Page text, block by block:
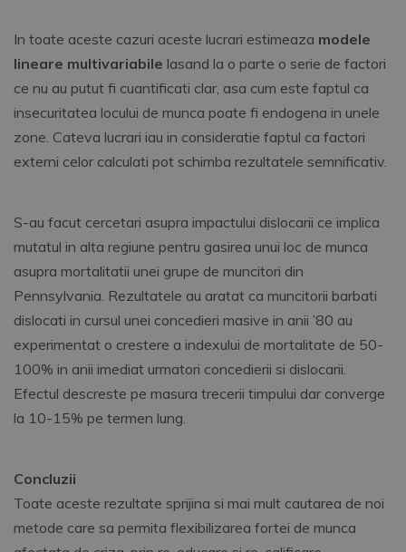
In toate aceste cazuri aceste lucrari estimeaza modele
lineare multivariabile lasand la o parte o serie de factori
ce nu au putut fi cuantificati clar, asa cum este faptul ca
insecuritatea locului de munca poate fi endogena in unele
zone. Cateva lucrari iau in consideratie faptul ca factori
externi celor calculati pot schimba rezultatele semnificativ.
S-au facut cercetari asupra impactului dislocarii ce implica
mutatul in alta regiune pentru gasirea unui loc de munca
asupra mortalitatii unei grupe de muncitori din
Pennsylvania. Rezultatele au aratat ca muncitorii barbati
dislocati in cursul unei concedieri masive in anii ’80 au
experimentat o crestere a indexului de mortalitate de 50-
100% in anii imediat urmatori concedierii si dislocarii.
Efectul descreste pe masura trecerii timpului dar converge
la 10-15% pe termen lung.
Concluzii
Toate aceste rezultate sprijina si mai mult cautarea de noi
metode care sa permita flexibilizarea fortei de munca